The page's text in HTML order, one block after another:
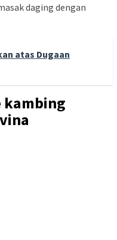
daging dengan
atas Dugaan
kambing